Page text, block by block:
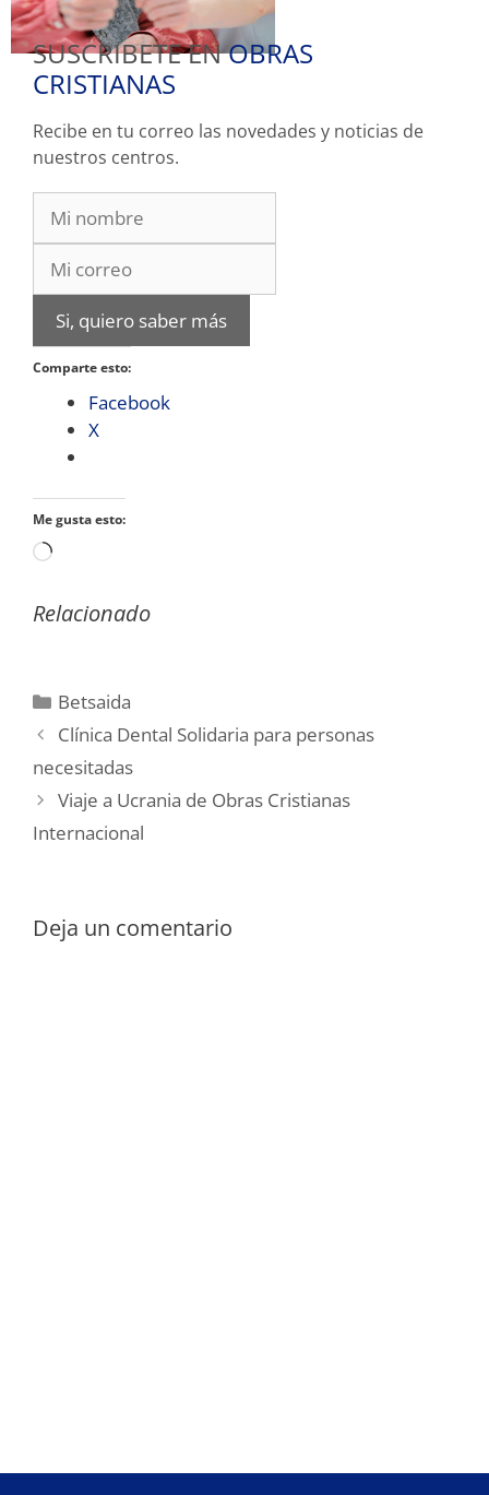
SUSCRIBETE ENOBRAS
CRISTIANAS
Recibe en tu correo las novedades y noticias de
nuestros centros.
Si, quiero saber más
Comparte esto:
Facebook
X
Me gusta esto:
Cargando...
Relacionado
Categorías
Betsaida
Clínica Dental Solidaria para personas
necesitadas
Viaje a Ucrania de Obras Cristianas
Internacional
Deja un comentario